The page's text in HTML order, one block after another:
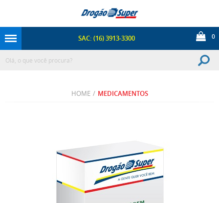
SAC: (16) 3913-3300 0
HOME / MEDICAMENTOS